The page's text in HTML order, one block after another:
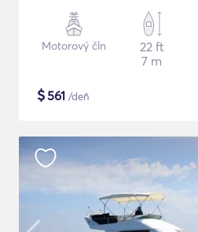
Motorový čln
22 ft
7 m
$561 /deň